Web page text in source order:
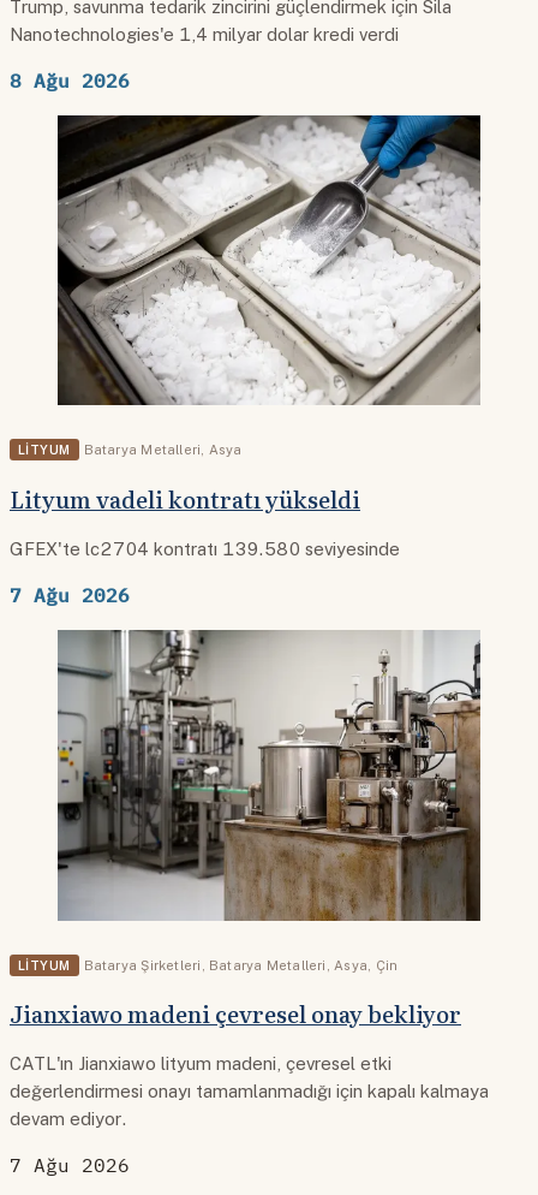
Trump, savunma tedarik zincirini güçlendirmek için Sila
Nanotechnologies'e 1,4 milyar dolar kredi verdi
8 Ağu 2026
LITYUM Batarya Metalleri, Asya
Lityum vadeli kontratı yükseldi
GFEX'te lc2704 kontratı 139.580 seviyesinde
7 Ağu 2026
LITYUM Batarya Şirketleri Batarya Metalleri Asya Çin
Jianxiawo madeni çevresel onay bekliyor
CATL'ın Jianxiawo lityum madeni, çevresel etki
değerlendirmesi onayı tamamlanmadığı için kapalı kalmaya
devam ediyor.
7 Ağu 2026